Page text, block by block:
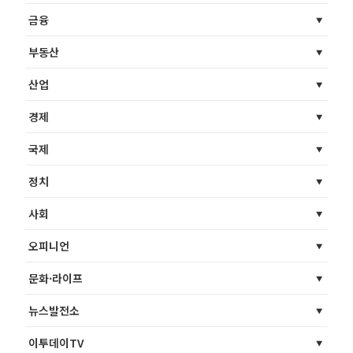
금융
부동산
산업
경제
국제
정치
사회
오피니언
문화·라이프
뉴스발전소
이투데이TV